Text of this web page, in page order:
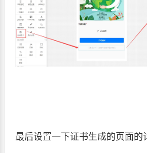
最后设置一下证书生成的页面的